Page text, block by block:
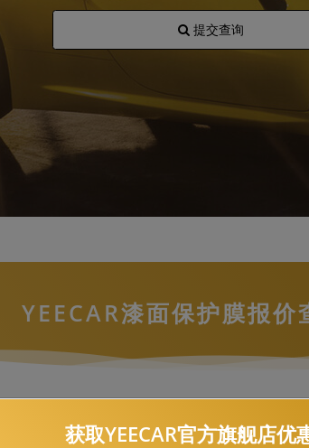
提交查询
YEECAR漆面保护膜报价
进口大众，途安，-G6
获取YEECAR官方旗舰店优